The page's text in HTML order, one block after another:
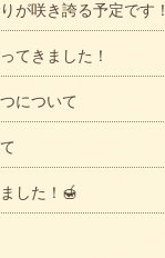
が咲き誇る予定です！
てきました！
について
した！🍯